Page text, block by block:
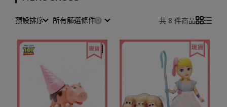
預設排序 所有篩選條件 共 8 件商品